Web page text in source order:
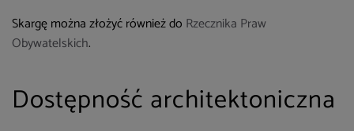
Skargę można złożyć również do Rzecznika Praw
Obywatelskich.
Dostępność architektoniczna